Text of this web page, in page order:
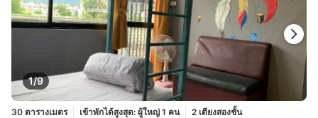
1/9
30 ตารางเมตร เข้าพักได้สูงสุด: ผู้ใหญ่ 1 คน
2 เตียงสองชั้น